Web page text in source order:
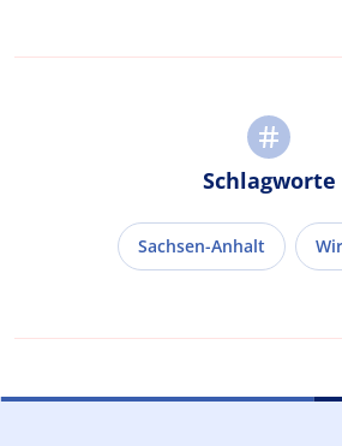
Schlagworte
Sachsen-Anhalt